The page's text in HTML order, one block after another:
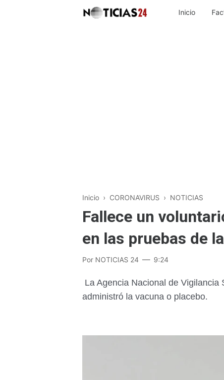
Inicio
Inicio › CORONAVIRUS › NOTICIAS
Fallece un
en las pruebas de
Por NOTICIAS 24 9:24
La Agencia Nacional de
administró la vacuna o placebo.